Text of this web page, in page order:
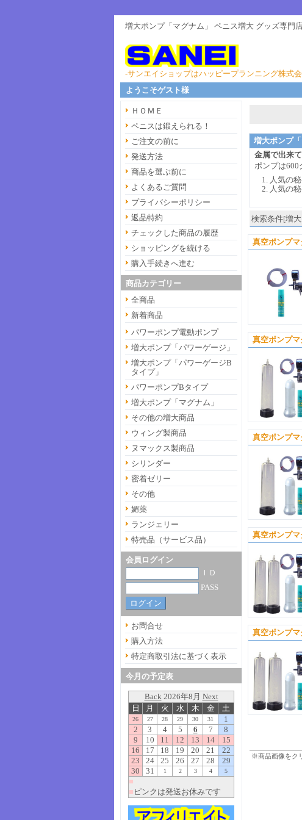
増大ポンプ「マグナム」 ペニス増大 グッズ専門店
-サンエイショップはハッピープランニング株式
ようこそゲスト様
増大ポンプ
金属で出来
ポンプは600
人気の
人気の
検索条件[増
真空ポンプ
真空ポンプ
真空ポンプマ
真空ポンプマ
真空ポンプマ
※商品画像をク
ＨＯＭＥ
ペニスは鍛えられる！
ご注文の前に
発送方法
商品を選ぶ前に
よくあるご質問
プライバシーポリシー
返品特約
チェックした商品の履歴
ショッピングを続ける
購入手続きへ進む
商品カテゴリー
全商品
新着商品
パワーポンプ電動ポンプ
増大ポンプ「パワーゲージ」
増大ポンプ「パワーゲージB
タイプ」
パワーポンプBタイプ
増大ポンプ「マグナム」
その他の増大商品
ウィング製商品
ヌマックス製商品
シリンダー
密着ゼリー
その他
媚薬
ランジェリー
特売品（サービス品）
会員ログイン
ＩＤ
PASS
お問合せ
購入方法
特定商取引法に基づく表示
今月の予定表